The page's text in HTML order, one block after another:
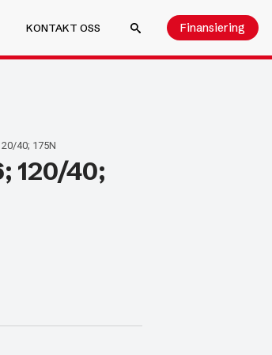
KONTAKT OSS
Finansiering
40; 175N
120/40;